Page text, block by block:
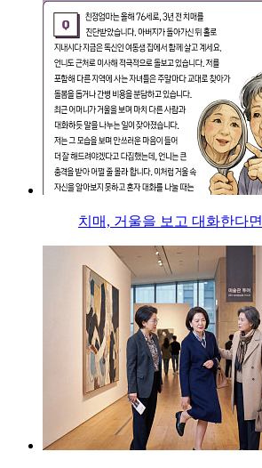
치매, 거울을 보고 대화한다면